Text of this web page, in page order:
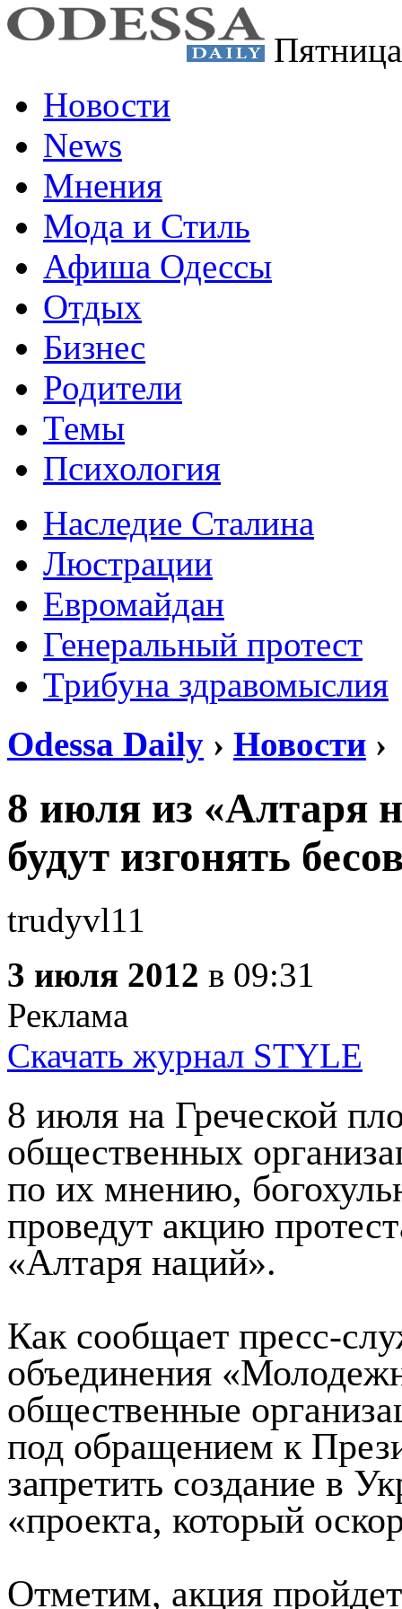
Новости
News
Мнения
Мода и Стиль
Афиша Одессы
Отдых
Бизнес
Родители
Темы
Психология
Наследие Сталина
Люстрации
Евромайдан
Генеральный протест
Трибуна здравомыслия
Odessa Daily › Новости ›
8 июля из «Алтаря
будут изгонять
trudyvl11
3 июля 2012 в 09:31
Реклама
Скачать журнал STYLE
8 июля на Греческой
общественных
по их мнению,
проведут акцию
«Алтаря наций».
Как сообщает пресс-
объединения
общественные
под обращением к
запретить создание в
«проекта, который
Отметим, акция